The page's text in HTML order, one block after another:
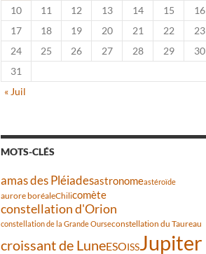
10
11 12 13 14 15
16
17
18 19 20 21 22
23
24
25 26 27 28 29
30
31
« Juil
MOTS-CLÉS
amas des Pléiadesastronomeastéroïde
aurore boréaleChilicomète
constellation d'Orion
constellation de la Grande Ourseconstellation du Taureau
croissant de LuneESOISSJupiter